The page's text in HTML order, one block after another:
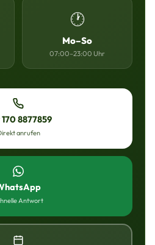
🕐
Mo–So
07:00–23:00 Uhr
8877859
anrufen
Antwort